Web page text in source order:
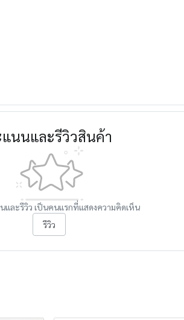
นนและรีวิวสินค้า
และรีวิว เป็นคนแรกที่แสดงความคิดเห็น
รีวิว